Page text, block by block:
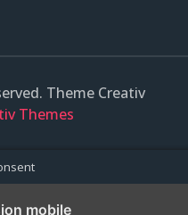
Theme Creativ
Themes
mobile